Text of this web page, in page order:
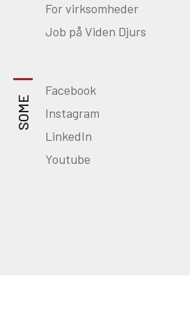
For virksomheder
Job på Viden Djurs
SOME
Facebook
Instagram
LinkedIn
Youtube